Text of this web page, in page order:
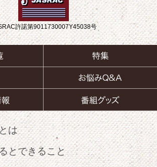
許諾第9011730007Y45038号
は
とできること